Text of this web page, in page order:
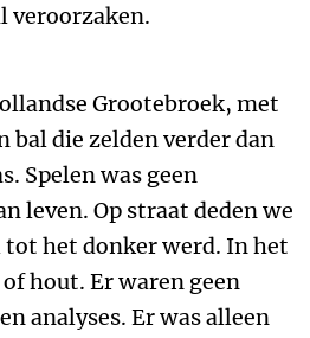
veroorzaken.
Grootebroek, met
bal die zelden verder dan
Spelen was geen
leven. Op straat deden we
tot het donker werd. In het
hout. Er waren geen
analyses. Er was alleen